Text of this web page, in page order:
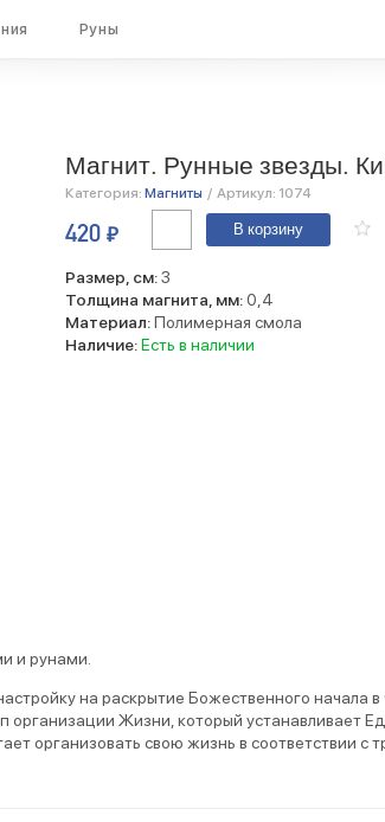
Руны
Магнит. Рунные звезды.
Категория: Магниты / Артикул: 1074
420 ₽
Количество
Рунные
звезды.
Кийг
В корзину
Размер, см:3
Толщина магнита, мм: 0,4
Материал:Полимерная смола
Наличие:Есть в наличии
и рунами.
на раскрытие Божественного начала в
Жизни, который устанавливает
организовать свою жизнь в соответствии с